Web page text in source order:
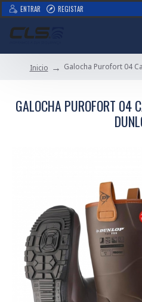
ENTRAR REGISTAR
Inicio Galocha Purofort 04
GALOCHA PUROFORT 04